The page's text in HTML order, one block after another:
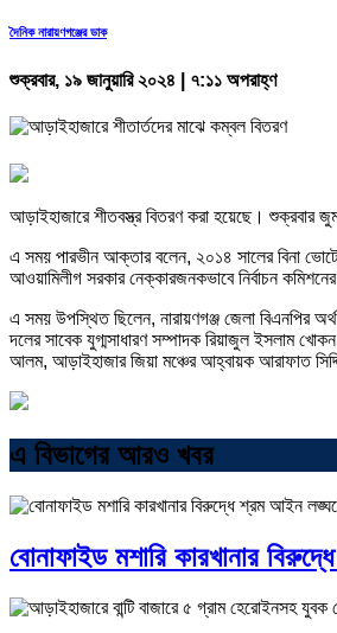
দৈনিক নারায়ণগঞ্জের ডাক
শুক্রবার, ১৯ জানুয়ারি ২০২৪ | ৭:১১ অপরাহ্ণ
আড়াইহাজারে শীতবস্ত্র বিতরণ করা হয়েছে। শুক্রবার
এ সময় পারভীন আক্তার বলেন, ২০১৪ সালের বিনা
আওয়ামিলীগ সরকার নেক্কারজনকভাবে নির্বাচন
এ সময় উপস্থিত ছিলেন, নারায়ণগঞ্জ জেলা বিএনপির
দলের সাবেক যুগ্মসাধারণ সম্পাদক রিয়াজুল ইসলাম
আলম, আড়াইহাজার জিয়া মঞ্চের আহ্বায়ক আরাফাত
এ বিভাগের আরও খবর
বোনাফাইড মশারি কারখানার